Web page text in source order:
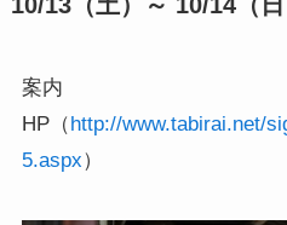
案内
HP（ http://www.tabirai.net/
5.aspx）